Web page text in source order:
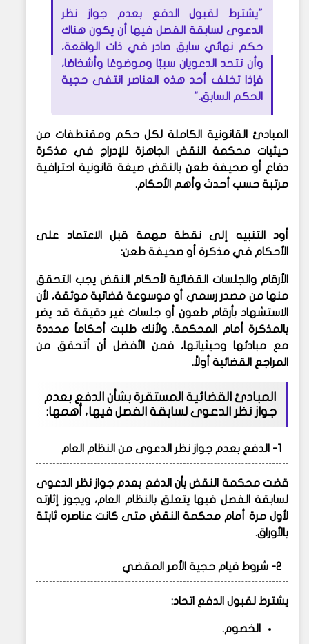
"يشترط لقبول الدفع بعدم جواز نظر
الدعوى لسابقة الفصل فيها أن يكون هناك
حكم نهائي سابق صادر في ذات الواقعة،
وأن تتحد الدعويان سببًا وموضوعًا وأشخاصًا،
فإذا تخلف أحد هذه العناصر انتفى حجية
الحكم السابق."
المبادئ القانونية الكاملة لكل حكم ومقتطفات من
حيثيات محكمة النقض الجاهزة للإدراج في مذكرة
دفاع أو صحيفة طعن بالنقض صيغة قانونية احترافية
مرتبة حسب أحدث وأهم الأحكام.
أود التنبيه إلى نقطة مهمة قبل الاعتماد على
الأحكام في مذكرة أو صحيفة طعن:
الأرقام والجلسات القضائية لأحكام النقض يجب التحقق
منها من مصدر رسمي أو موسوعة قضائية موثقة، لأن
الاستشهاد بأرقام طعون أو جلسات غير دقيقة قد يضر
بالمذكرة أمام المحكمة. ولأنك طلبت
أحكاماً محددة
مع مبادئها وحيثياتها، فمن الأفضل أن أتحقق من
المراجع القضائية أولاً.
المبادئ القضائية المستقرة بشأن الدفع بعدم
جواز نظر الدعوى لسابقة الفصل فيها، أهمها:
1- الدفع بعدم جواز نظر الدعوى من النظام العام
قضت محكمة النقض بأن الدفع بعدم جواز نظر الدعوى
لسابقة الفصل فيها يتعلق بالنظام العام، ويجوز إثارته
لأول مرة أمام محكمة النقض متى كانت عناصره ثابتة
بالأوراق.
2- شروط قيام حجية الأمر المقضي
يشترط لقبول الدفع اتحاد:
الخصوم.